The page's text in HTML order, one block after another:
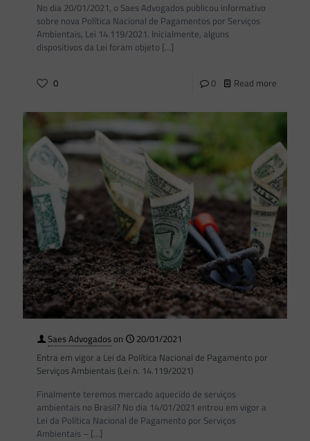
No dia 20/01/2021, o Saes Advogados publicou informativo
sobre nova Política Nacional de Pagamentos por Serviços
Ambientais, Lei 14.119/2021. Inicialmente, alguns
dispositivos da Lei foram objeto […]
0 0 Read more
Saes Advogadoson
20/01/2021
Entra em vigor a Lei da Política Nacional de Pagamento por
Serviços Ambientais (Lei n. 14.119/2021)
Finalmente teremos mercado aquecido de serviços
ambientais no Brasil? No dia 14/01/2021 entrou em vigor a
Lei da Política Nacional de Pagamento por Serviços
Ambientais – […]